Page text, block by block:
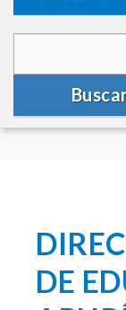
DE